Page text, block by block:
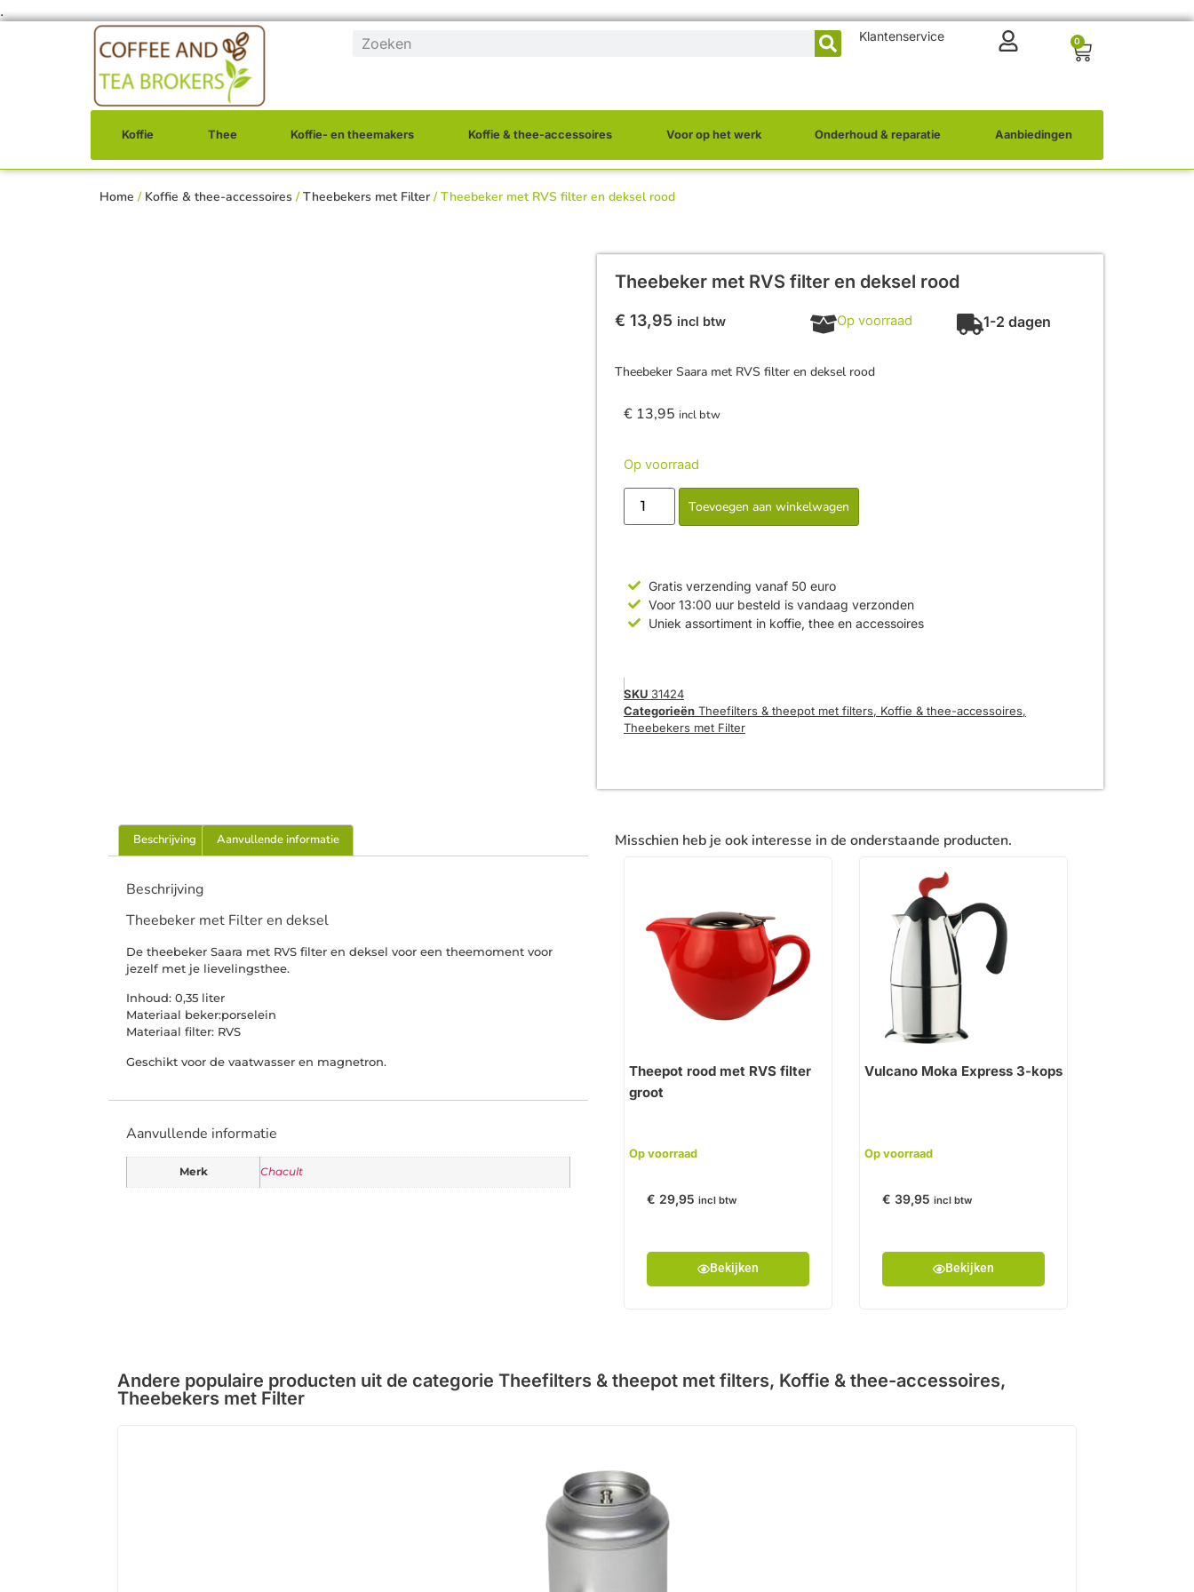
.
Klantenservice 0
Koffie Thee Koffie- en theemakers Koffie & thee-accessoires Voor op het werk Onderhoud & reparatie Aanbiedingen
Home / Koffie & thee-accessoires /Theebekers met Filter / Theebeker met RVS filter en deksel rood
Theebeker met RVS filter en deksel rood
€ 13,95 incl btw Op voorraad 1-2 dagen
Theebeker Saara met RVS filter en deksel rood
€ 13,95 incl btw
Op voorraad
Toevoegen aan winkelwagen
Gratis verzending vanaf 50 euro
Voor 13:00 uur besteld is vandaag verzonden
Uniek assortiment in koffie, thee en accessoires
SKU 31424
Categorieën Theefilters & theepot met filters, Koffie & thee-accessoires,
Theebekers met Filter
Beschrijving Aanvullende informatie
Beschrijving
Theebeker met Filter en deksel
De theebeker Saara met RVS filter en deksel voor een theemoment voor
jezelf met je lievelingsthee.
Inhoud: 0,35 liter
Materiaal beker:porselein
Materiaal filter: RVS
Geschikt voor de vaatwasser en magnetron.
Aanvullende informatie
Merk Chacult
Misschien heb je ook interesse in de onderstaande producten.
Theepot rood met RVS filter
groot
Op voorraad
€ 29,95 incl btw
Bekijken
Vulcano Moka Express 3-kops
Op voorraad
€ 39,95 incl btw
Bekijken
Andere populaire producten uit de categorie Theefilters & theepot met filters, Koffie & thee-accessoires,
Theebekers met Filter